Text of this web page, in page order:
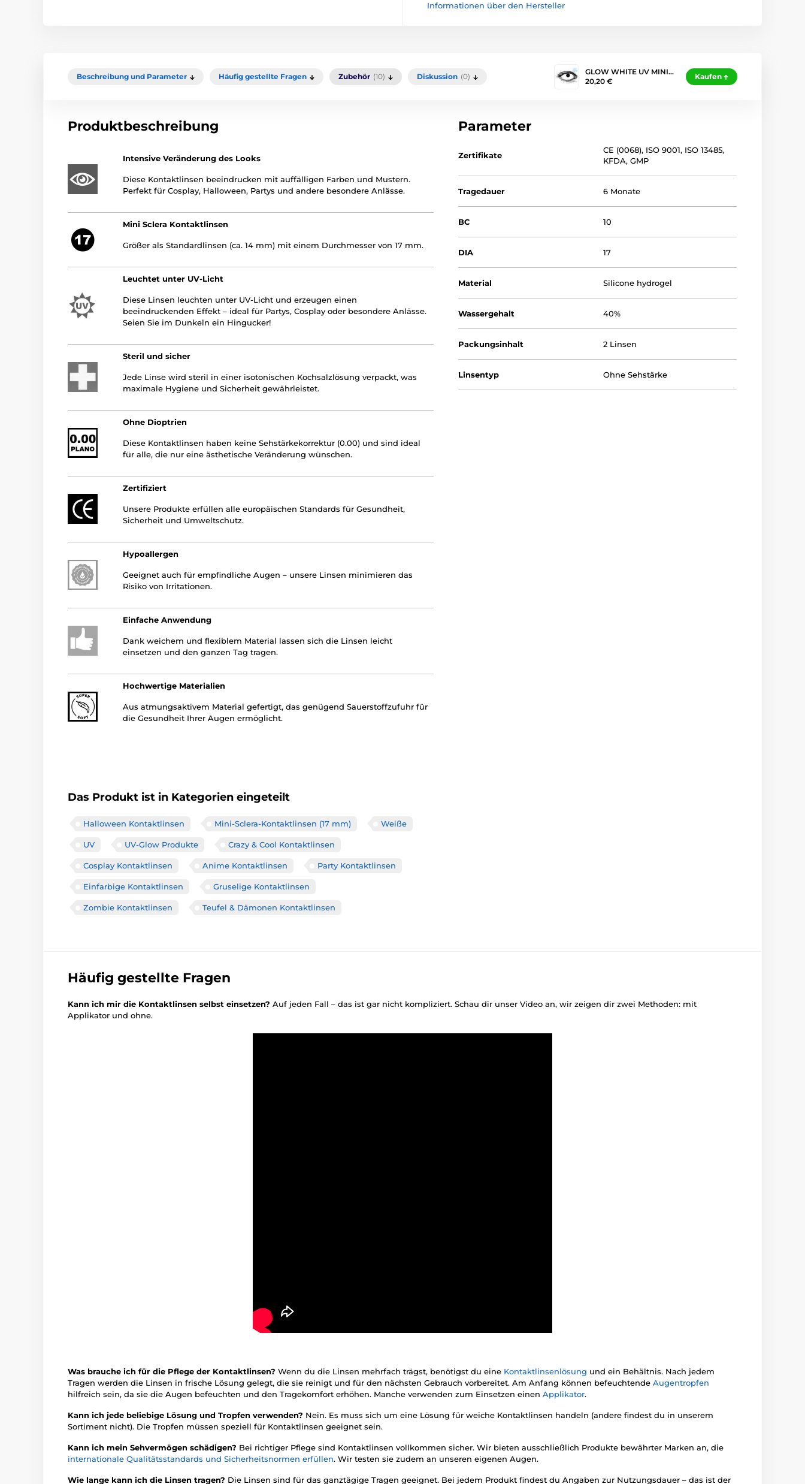
Informationen über den Hersteller
Beschreibung und Parameter Häufig gestellte Fragen Zubehör (10) Diskussion (0)
GLOW WHITE UV MINI…
20,20 €
Kaufen
Produktbeschreibung
Intensive Veränderung des Looks
Diese Kontaktlinsen beeindrucken mit auffälligen Farben und Mustern.
Perfekt für Cosplay, Halloween, Partys und andere besondere Anlässe.
Mini Sclera Kontaktlinsen
Größer als Standardlinsen (ca. 14 mm) mit einem Durchmesser von 17 mm.
Leuchtet unter UV-Licht
Diese Linsen leuchten unter UV-Licht und erzeugen einen
beeindruckenden Effekt – ideal für Partys, Cosplay oder besondere Anlässe.
Seien Sie im Dunkeln ein Hingucker!
Steril und sicher
Jede Linse wird steril in einer isotonischen Kochsalzlösung verpackt, was
maximale Hygiene und Sicherheit gewährleistet.
Ohne Dioptrien
Diese Kontaktlinsen haben keine Sehstärkekorrektur (0.00) und sind ideal
für alle, die nur eine ästhetische Veränderung wünschen.
Zertifiziert
Unsere Produkte erfüllen alle europäischen Standards für Gesundheit,
Sicherheit und Umweltschutz.
Hypoallergen
Geeignet auch für empfindliche Augen – unsere Linsen minimieren das
Risiko von Irritationen.
Einfache Anwendung
Dank weichem und flexiblem Material lassen sich die Linsen leicht
einsetzen und den ganzen Tag tragen.
Hochwertige Materialien
Aus atmungsaktivem Material gefertigt, das genügend Sauerstoffzufuhr für
die Gesundheit Ihrer Augen ermöglicht.
Das Produkt ist in Kategorien eingeteilt
Halloween Kontaktlinsen Mini-Sclera-Kontaktlinsen (17 mm) Weiße
UV UV-Glow Produkte Crazy & Cool Kontaktlinsen
Cosplay Kontaktlinsen Anime Kontaktlinsen Party Kontaktlinsen
Einfarbige Kontaktlinsen Gruselige Kontaktlinsen
Zombie Kontaktlinsen Teufel & Dämonen Kontaktlinsen
Parameter
Zertifikate
CE (0068), ISO 9001, ISO 13485,
KFDA,GMP
Tragedauer 6 Monate
BC 10
DIA 17
Material Silicone hydrogel
Wassergehalt 40%
Packungsinhalt 2 Linsen
Linsentyp Ohne Sehstärke
Häufig gestellte Fragen
Kann ich mir die Kontaktlinsen selbst einsetzen? Auf jeden Fall – das ist gar nicht kompliziert. Schau dir unser Video an, wir zeigen dir zwei Methoden: mit
Applikator und ohne.
Was brauche ich für die Pflege der Kontaktlinsen? Wenn du die Linsen mehrfach trägst, benötigst du eine Kontaktlinsenlösung und ein Behältnis. Nach jedem
Tragen werden die Linsen in frische Lösung gelegt, die sie reinigt und für den nächsten Gebrauch vorbereitet. Am Anfang können befeuchtende Augentropfen
hilfreich sein, da sie die Augen befeuchten und den Tragekomfort erhöhen. Manche verwenden zum Einsetzen einen Applikator.
Kann ich jede beliebige Lösung und Tropfen verwenden? Nein. Es muss sich um eine Lösung für weiche Kontaktlinsen handeln (andere findest du in unserem
Sortiment nicht). Die Tropfen müssen speziell für Kontaktlinsen geeignet sein.
Kann ich mein Sehvermögen schädigen? Bei richtiger Pflege sind Kontaktlinsen vollkommen sicher. Wir bieten ausschließlich Produkte bewährter Marken an, die
internationale Qualitätsstandards und Sicherheitsnormen erfüllen. Wir testen sie zudem an unseren eigenen Augen.
Wie lange kann ich die Linsen tragen? Die Linsen sind für das ganztägige Tragen geeignet. Bei jedem Produkt findest du Angaben zur Nutzungsdauer – das ist der